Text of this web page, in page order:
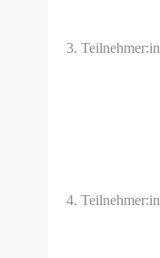
3. Teilnehmer:in
4. Teilnehmer:in